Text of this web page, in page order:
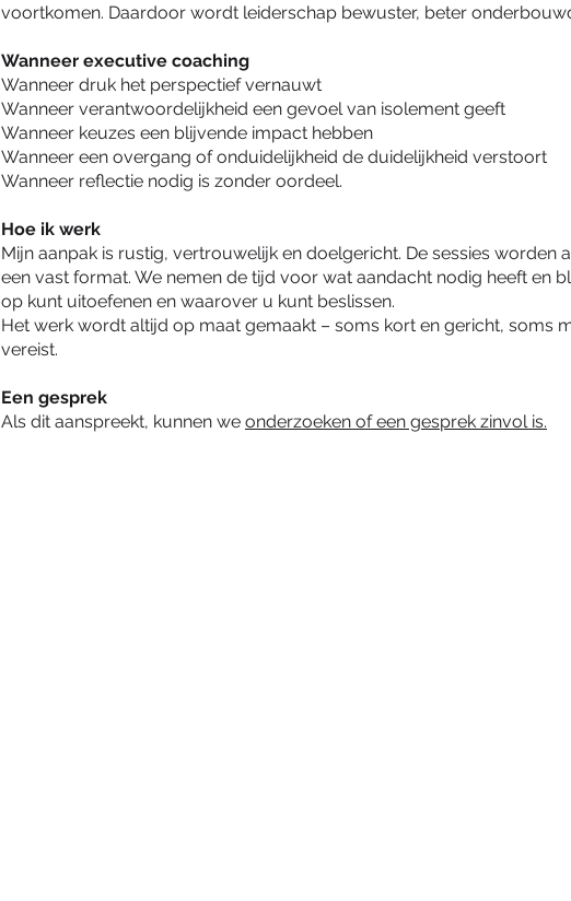
voortkomen. Daardoor wordt leiderschap bewuster, beter
Wanneer executive coaching
Wanneer druk het perspectief vernauwt
Wanneer verantwoordelijkheid een gevoel van isolement geeft
Wanneer keuzes een blijvende impact hebben
Wanneer een overgang of onduidelijkheid de duidelijkheid verstoort
Wanneer reflectie nodig is zonder oordeel.
Hoe ik werk
Mijn aanpak is rustig, vertrouwelijk en doelgericht. De sessies
een vast format. We nemen de tijd voor wat aandacht nodig heeft en
op kunt uitoefenen en waarover u kunt beslissen.
Het werk wordt altijd op maat gemaakt – soms kort en gericht, soms
vereist.
Een gesprek
Als dit aanspreekt, kunnen we onderzoeken of een gesprek zinvol is.